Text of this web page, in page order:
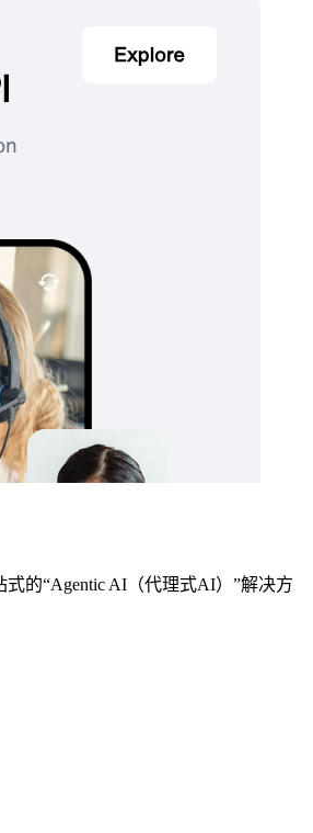
的“Agentic AI（代理式AI）”解决方